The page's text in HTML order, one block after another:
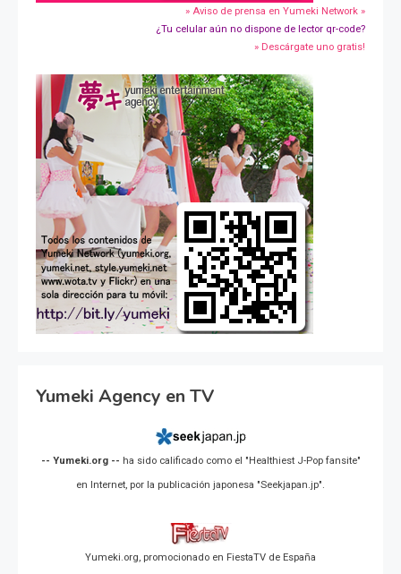
» Aviso de prensa en Yumeki Network »
¿Tu celular aún no dispone de lector qr-code?
» Descárgate uno gratis!
Yumeki Agency en TV
-- Yumeki.org -- ha sido calificado como el "Healthiest J-Pop fansite"
en Internet, por la publicación japonesa "Seekjapan.jp".
Yumeki.org, promocionado en FiestaTV de España